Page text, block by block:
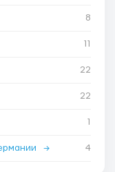
8
11
22
22
1
→ 4